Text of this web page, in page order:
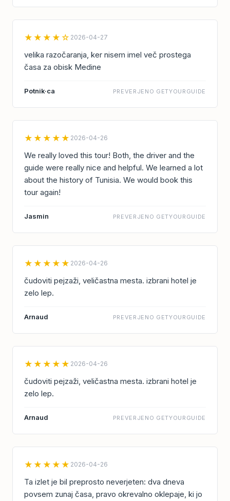
★★★★☆ 2026-04-27
velika razočaranja, ker nisem imel več prostega
časa za obisk Medine
Potnik·ca PREVERJENO GETYOURGUIDE
★★★★★ 2026-04-26
We really loved this tour! Both, the driver and the
guide were really nice and helpful. We learned a lot
about the history of Tunisia. We would book this
tour again!
Jasmin PREVERJENO GETYOURGUIDE
★★★★★ 2026-04-26
čudoviti pejzaži, veličastna mesta. izbrani hotel je
zelo lep.
Arnaud PREVERJENO GETYOURGUIDE
★★★★★ 2026-04-26
čudoviti pejzaži, veličastna mesta. izbrani hotel je
zelo lep.
Arnaud PREVERJENO GETYOURGUIDE
★★★★★ 2026-04-26
Ta izlet je bil preprosto neverjeten: dva dneva
povsem zunaj časa, pravo okrevalno oklepaje, ki jo